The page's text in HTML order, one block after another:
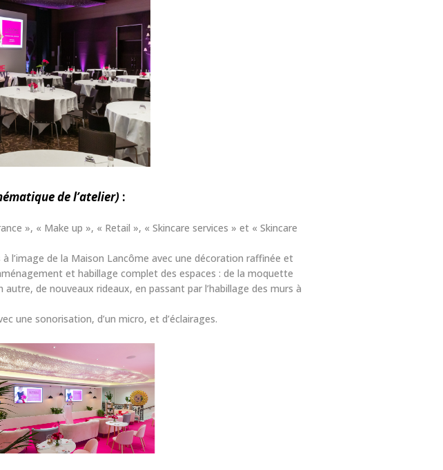
de l’atelier) :
», « Make up », « Retail », « Skincare services » et « Skincare
l’image de la Maison Lancôme avec une décoration raffinée et
et habillage complet des espaces : de la moquette
de nouveaux rideaux, en passant par l’habillage des murs à
une sonorisation, d’un micro, et d’éclairages.